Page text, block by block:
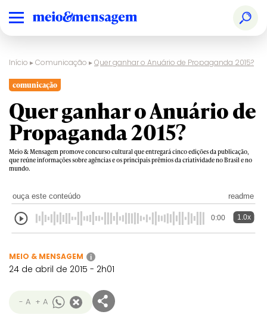
Início ▸Comunicação ▸Quer ganhar o Anuário de Propaganda 2015?
comunicação
Quer ganhar o Anuário de
Propaganda 2015?
Meio & Mensagem promove concurso cultural que entregará cinco edições da publicação,
que reúne informações sobre agências e os principais prêmios da criatividade no Brasil e no
mundo.
ouça este conteúdo readme
0:00 1.0x
MEIO & MENSAGEM i
24 de abril de 2015 - 2h01
- A + A